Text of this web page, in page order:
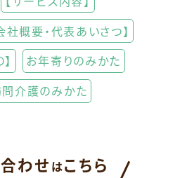
社概要・代表あいさつ】
お年寄りのみかた
介護のみかた
わせ はこちら